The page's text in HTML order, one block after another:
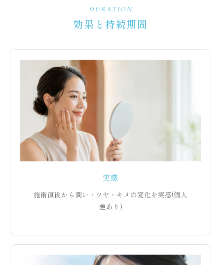
DURATION
効果と持続期間
実感
施術直後から潤い・ツヤ・キメの変化を実感(個人
差あり)